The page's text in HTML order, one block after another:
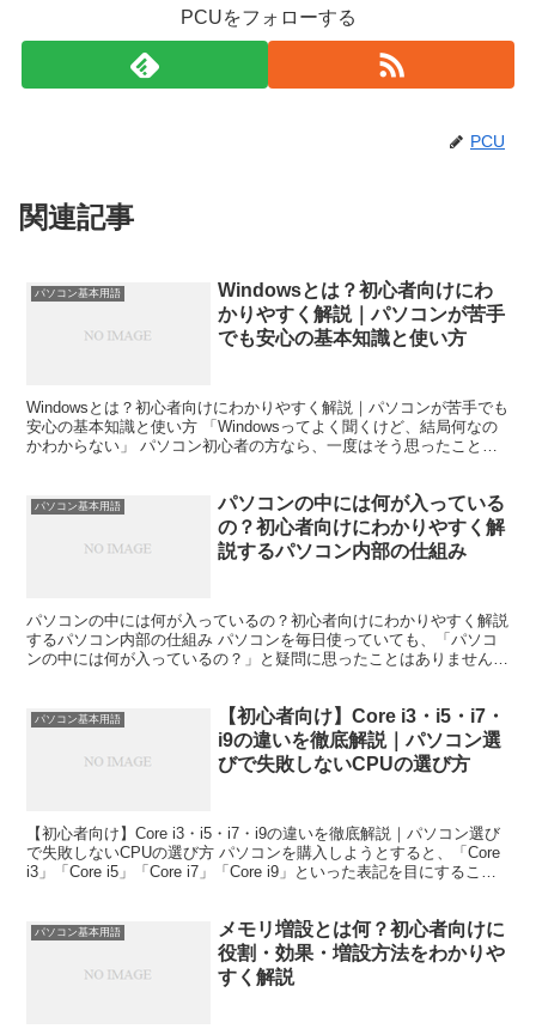
PCUをフォローする
PCU
関連記事
パソコン基本用語
Windowsとは？初心者向けにわ
かりやすく解説｜パソコンが苦手
でも安心の基本知識と使い方
Windowsとは？初心者向けにわかりやすく解説｜パソコンが苦手でも
安心の基本知識と使い方 「Windowsってよく聞くけど、結局何なの
かわからない」 パソコン初心者の方なら、一度はそう思ったことが
パソコン基本用語
パソコンの中には何が入っている
の？初心者向けにわかりやすく解
説するパソコン内部の仕組み
パソコンの中には何が入っているの？初心者向けにわかりやすく解説
するパソコン内部の仕組み パソコンを毎日使っていても、「パソコ
ンの中には何が入っているの？」と疑問に思ったことはありません
パソコン基本用語
【初心者向け】Core i3・i5・i7・
i9の違いを徹底解説｜パソコン選
びで失敗しないCPUの選び方
【初心者向け】Core i3・i5・i7・i9の違いを徹底解説｜パソコン選び
で失敗しないCPUの選び方 パソコンを購入しようとすると、「Core
i3」「Core i5」「Core i7」「Core i9」といった表記を目にすること
パソコン基本用語
メモリ増設とは何？初心者向けに
役割・効果・増設方法をわかりや
すく解説